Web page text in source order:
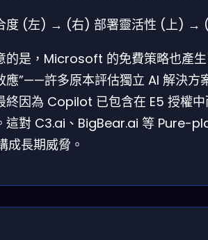
度 (左) → (右) 部署靈活性 (上) →
的是，Microsoft 的免費策略也產生
應”——許多原本評估獨立 AI 解決方
終因為 Copilot 已包含在 E5 授權
這對 C3.ai、BigBear.ai 等 Pure-
成長期威脅。